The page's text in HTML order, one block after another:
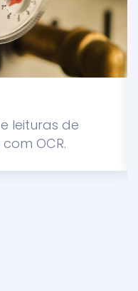
leituras de
OCR.